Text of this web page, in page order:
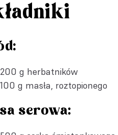
200 g herbatników
100 g masła, roztopionego
serowa: